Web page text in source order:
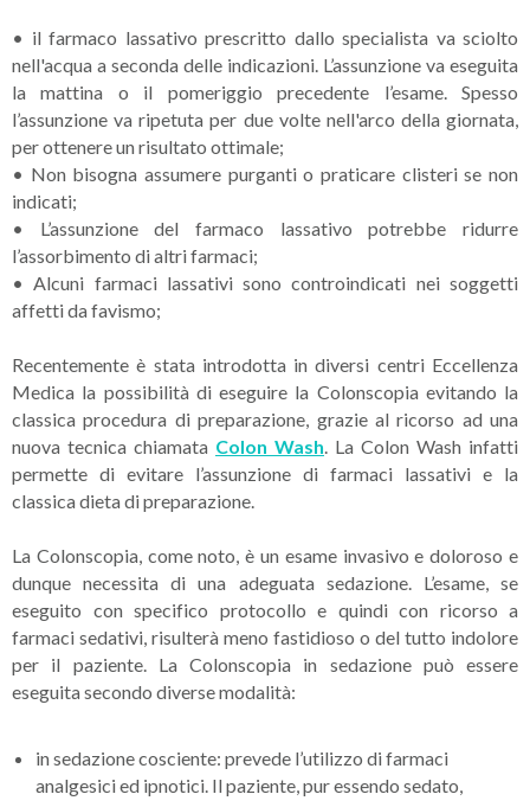
• il farmaco lassativo prescritto dallo specialista va sciolto
nell'acqua a seconda delle indicazioni. L’assunzione va eseguita
la mattina o il pomeriggio precedente l’esame. Spesso
l’assunzione va ripetuta per due volte nell'arco della giornata,
per ottenere un risultato ottimale;
• Non bisogna assumere purganti o praticare clisteri se non
indicati;
•
L’assunzione del farmaco lassativo potrebbe ridurre
l’assorbimento di altri farmaci;
• Alcuni farmaci lassativi sono controindicati nei soggetti
affetti da favismo;
Recentemente è stata introdotta in diversi centri Eccellenza
Medica la possibilità di eseguire la Colonscopia evitando la
classica procedura di preparazione, grazie al ricorso ad una
nuova tecnica chiamata Colon Wash. La Colon Wash infatti
permette di evitare l’assunzione di farmaci lassativi e la
classica dieta di preparazione.
La Colonscopia, come noto, è un esame invasivo e doloroso e
dunque necessita di una adeguata sedazione. L’esame, se
eseguito con specifico protocollo e quindi con ricorso a
farmaci sedativi, risulterà meno fastidioso o del tutto indolore
per il paziente. La Colonscopia in sedazione può essere
eseguita secondo diverse modalità:
in sedazione cosciente: prevede l’utilizzo di farmaci
analgesici ed ipnotici. Il paziente, pur essendo sedato,